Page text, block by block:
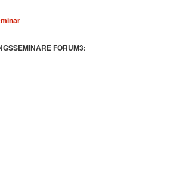
FORUM3: